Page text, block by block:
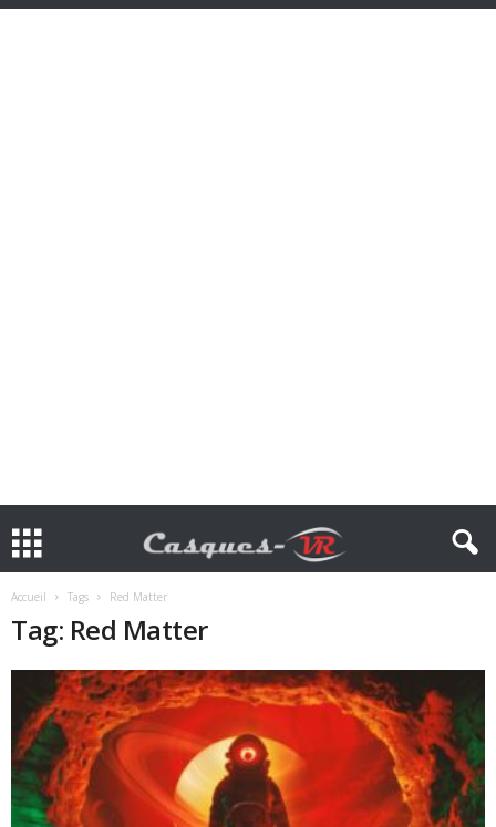
Accueil Tags Red Matter
Tag: Red Matter